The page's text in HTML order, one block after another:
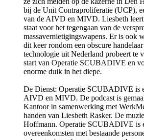
bij de Unit Contraproliferatie (UCP),
van de AIVD en MIVD. Liesbeth
staat voor het tegengaan van de
massavernietigingswapens. Er is ook
dit keer rondom een obscure
technologie uit Nederland probeert te
start van Operatie SCUBADIVE en
enorme duik in het diepe.
De Dienst: Operatie SCUBADIVE is
AIVD en MIVD. De podcast is
Kantoor in samenwerking met
handen van Liesbeth Rasker. De
Hoffmann. Operatie SCUBADIVE is
overeenkomsten met bestaande